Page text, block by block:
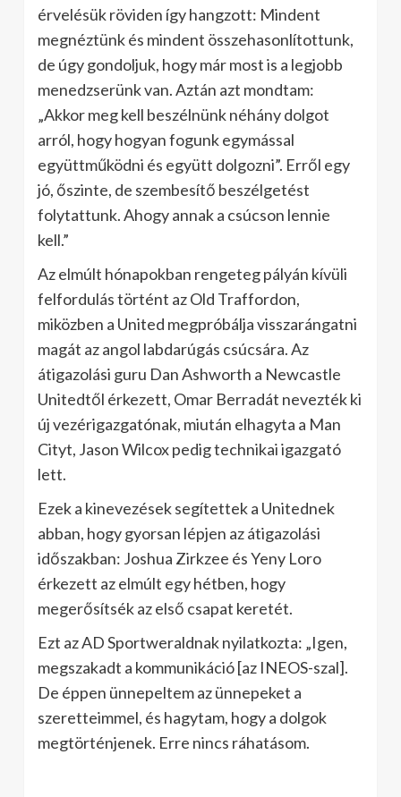
érvelésük röviden így hangzott: Mindent
megnéztünk és mindent összehasonlítottunk,
de úgy gondoljuk, hogy már most is a legjobb
menedzserünk van. Aztán azt mondtam:
„Akkor meg kell beszélnünk néhány dolgot
arról, hogy hogyan fogunk egymással
együttműködni és együtt dolgozni”. Erről egy
jó, őszinte, de szembesítő beszélgetést
folytattunk. Ahogy annak a csúcson lennie
kell.”
Az elmúlt hónapokban rengeteg pályán kívüli
felfordulás történt az Old Traffordon,
miközben a United megpróbálja visszarángatni
magát az angol labdarúgás csúcsára. Az
átigazolási guru Dan Ashworth a Newcastle
Unitedtől érkezett, Omar Berradát nevezték ki
új vezérigazgatónak, miután elhagyta a Man
Cityt, Jason Wilcox pedig technikai igazgató
lett.
Ezek a kinevezések segítettek a Unitednek
abban, hogy gyorsan lépjen az átigazolási
időszakban: Joshua Zirkzee és Yeny Loro
érkezett az elmúlt egy hétben, hogy
megerősítsék az első csapat keretét.
Ezt az AD Sportweraldnak nyilatkozta: „Igen,
megszakadt a kommunikáció [az INEOS-szal].
De éppen ünnepeltem az ünnepeket a
szeretteimmel, és hagytam, hogy a dolgok
megtörténjenek. Erre nincs ráhatásom.